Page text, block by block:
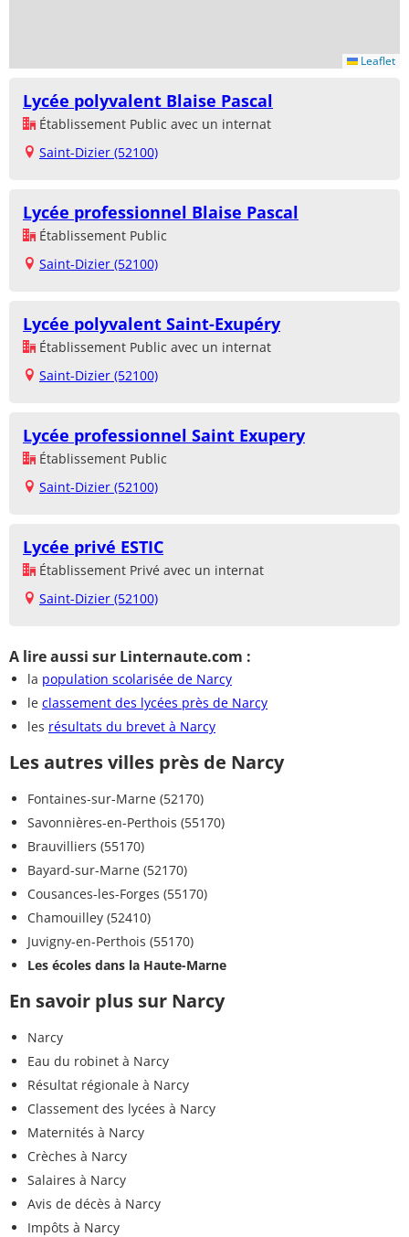
Leaflet
Lycée polyvalent Blaise Pascal
Établissement Public avec un internat
Saint-Dizier (52100)
Lycée professionnel Blaise Pascal
Établissement Public
Saint-Dizier (52100)
Lycée polyvalent Saint-Exupéry
Établissement Public avec un internat
Saint-Dizier (52100)
Lycée professionnel Saint Exupery
Établissement Public
Saint-Dizier (52100)
Lycée privé ESTIC
Établissement Privé avec un internat
Saint-Dizier (52100)
A lire aussi sur Linternaute.com :
la population scolarisée de Narcy
le classement des lycées près de Narcy
les résultats du brevet à Narcy
Les autres villes près de Narcy
Fontaines-sur-Marne (52170)
Savonnières-en-Perthois (55170)
Brauvilliers (55170)
Bayard-sur-Marne (52170)
Cousances-les-Forges (55170)
Chamouilley (52410)
Juvigny-en-Perthois (55170)
Les écoles dans la Haute-Marne
En savoir plus sur Narcy
Narcy
Eau du robinet à Narcy
Résultat régionale à Narcy
Classement des lycées à Narcy
Maternités à Narcy
Crèches à Narcy
Salaires à Narcy
Avis de décès à Narcy
Impôts à Narcy